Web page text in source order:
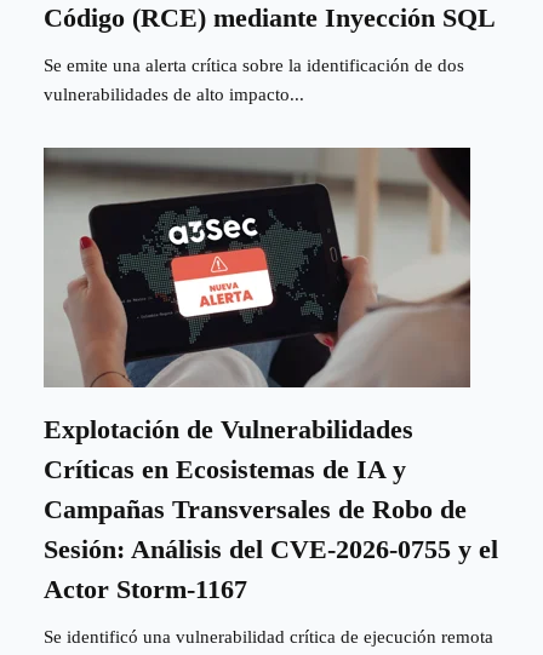
Código (RCE) mediante Inyección SQL
Se emite una alerta crítica sobre la identificación de dos
vulnerabilidades de alto impacto...
Explotación de Vulnerabilidades
Críticas en Ecosistemas de IA y
Campañas Transversales de Robo de
Sesión: Análisis del CVE-2026-0755 y el
Actor Storm-1167
Se identificó una vulnerabilidad crítica de ejecución remota